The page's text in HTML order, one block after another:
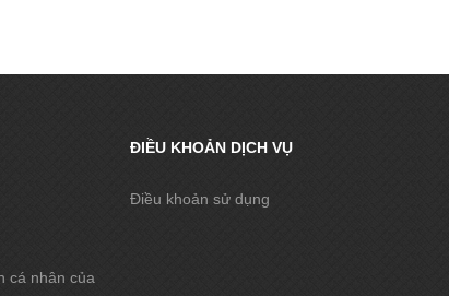
cá nhân của
ĐIỀU KHOẢN DỊCH VỤ
Điều khoản sử dụng